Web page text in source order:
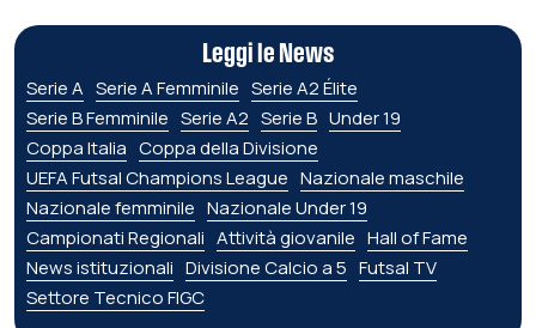
Leggi le News
Serie A Serie A Femminile Serie A2 Élite
Serie B Femminile Serie A2 Serie B Under 19
Coppa Italia Coppa della Divisione
UEFA Futsal Champions League Nazionale maschile
Nazionale femminile Nazionale Under 19
Campionati Regionali Attività giovanile Hall of Fame
News istituzionali Divisione Calcio a 5 Futsal TV
Settore Tecnico FIGC